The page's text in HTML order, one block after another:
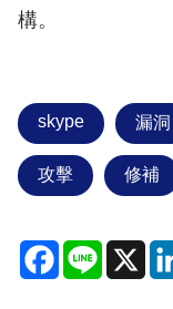
構。
skype 漏洞
攻擊 修補
Facebook
Line X